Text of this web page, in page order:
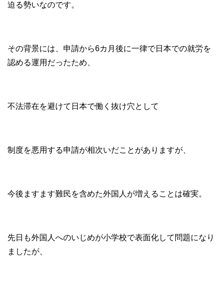
迫る勢いなのです。
その背景には、申請から6カ月後に一律で日本での就労を
認める運用だったため、
不法滞在を避けて日本で働く抜け穴として
制度を悪用する申請が相次いだことがありますが、
今後ますます難民を含めた外国人が増えることは確実。
先日も外国人へのいじめが小学校で表面化して問題になり
ましたが、